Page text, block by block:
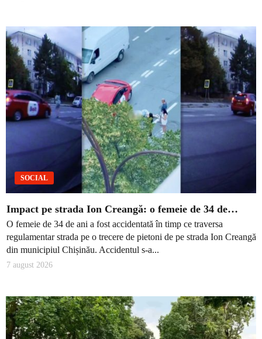
SOCIAL
Impact pe strada Ion Creangă: o femeie de 34 de…
O femeie de 34 de ani a fost accidentată în timp ce traversa
regulamentar strada pe o trecere de pietoni de pe strada Ion Creangă
din municipiul Chișinău. Accidentul s-a...
7 august 2026